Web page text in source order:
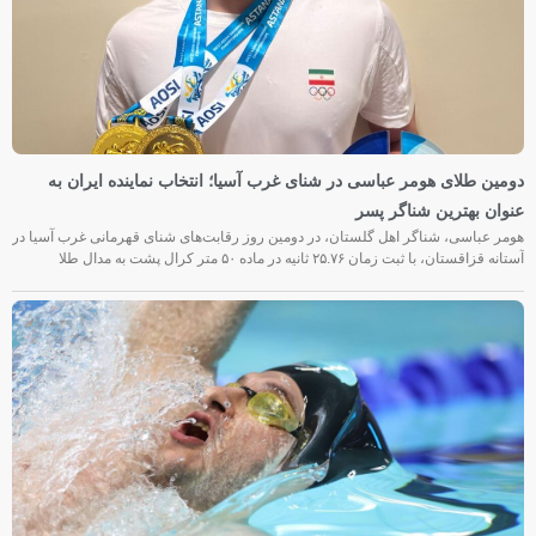
دومین طلای هومر عباسی در شنای غرب آسیا؛ انتخاب نماینده ایران به
عنوان بهترین شناگر پسر
هومر عباسی، شناگر اهل گلستان، در دومین روز رقابت‌های شنای قهرمانی غرب آسیا در
آستانه قزاقستان، با ثبت زمان ۲۵.۷۶ ثانیه در ماده ۵۰ متر کرال پشت به مدال طلا